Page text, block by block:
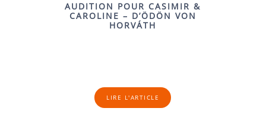
AUDITION POUR CASIMIR &
CAROLINE – D’ÖDÖN VON
HORVÁTH
LIRE L'ARTICLE